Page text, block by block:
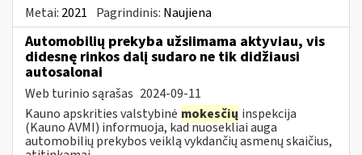
Metai: 2021 Pagrindinis: Naujiena
Automobilių prekyba užsiimama aktyviau, vis
didesnę rinkos dalį sudaro ne tik didžiausi
autosalonai
Web turinio sąrašas 2024-09-11
Kauno apskrities valstybinė mokesčių inspekcija
(Kauno AVMI) informuoja, kad nuosekliai auga
automobilių prekybos veiklą vykdančių asmenų skaičius,